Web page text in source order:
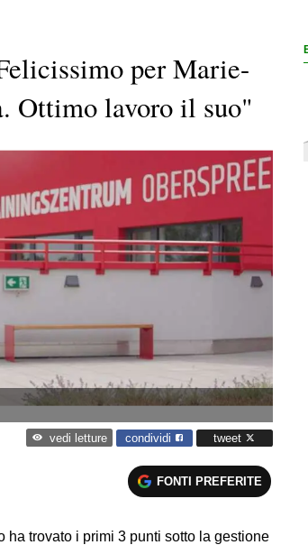
per Marie-
Ottimo lavoro il suo"
vedi letture condividi tweet
FONTI PREFERITE
ha trovato i primi 3 punti sotto la gestione